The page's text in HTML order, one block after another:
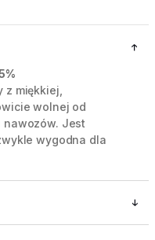
miękkiej,
wolnej od
nawozów. Jest
wygodna dla